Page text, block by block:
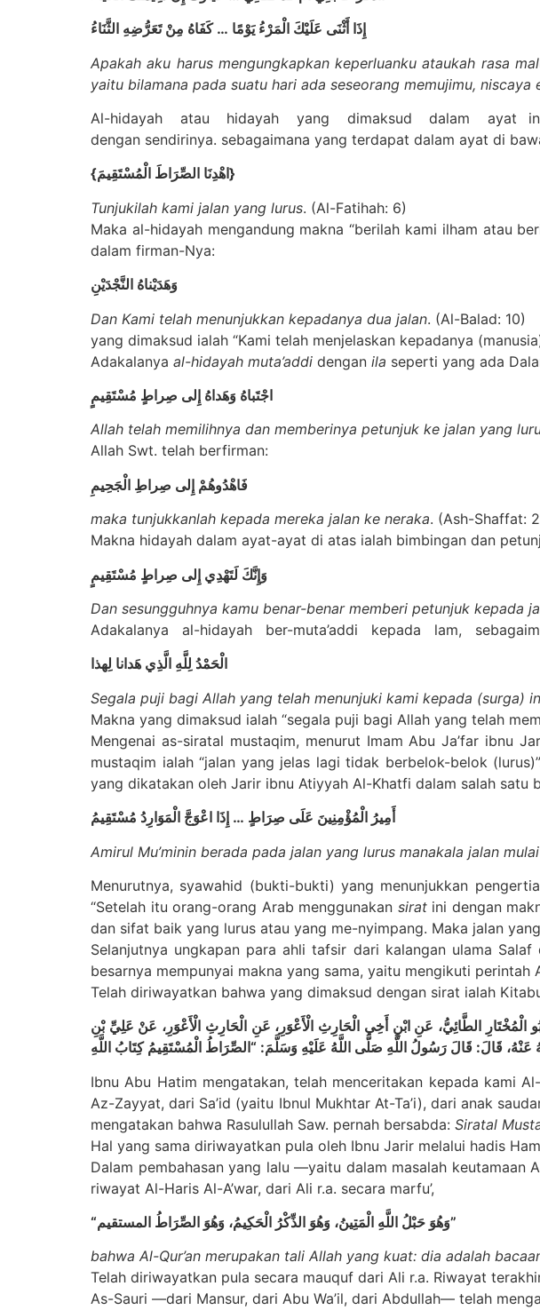
إِذَا أَثْنَى عَلَيْكَ الْمَرْءُ يَوْمًا … كَفَاهُ مِنْ تَعَرُّضِهِ الثَّنَاءُ
Apakah aku harus mengungkapkan keperluanku ataukah rasa
yaitu bilamana pada suatu hari ada seseorang memujimu, niscaya
Al-hidayah atau hidayah yang dimaksud dalam ayat ini
dengan sendirinya. sebagaimana yang terdapat dalam ayat di
{اهْدِنَا الصِّرَاطَ الْمُسْتَقِيمَ}
Tunjukilah kami jalan yang lurus. (Al-Fatihah: 6)
Maka al-hidayah mengandung makna “berilah kami ilham atau
dalam firman-Nya:
وَهَدَيْناهُ النَّجْدَيْنِ
Dan Kami telah menunjukkan kepadanya dua jalan. (Al-Balad: 10)
yang dimaksud ialah “Kami telah menjelaskan kepadanya
Adakalanya al-hidayah muta’addi dengan ila seperti yang ada
اجْتَباهُ وَهَداهُ إِلى صِراطٍ مُسْتَقِيمٍ
Allah telah memilihnya dan memberinya petunjuk ke jalan yang
Allah Swt. telah berfirman:
فَاهْدُوهُمْ إِلى صِراطِ الْجَحِيمِ
maka tunjukkanlah kepada mereka jalan ke neraka. (Ash-Shaffat:
Makna hidayah dalam ayat-ayat di atas ialah bimbingan dan
وَإِنَّكَ لَتَهْدِي إِلى صِراطٍ مُسْتَقِيمٍ
Dan sesungguhnya kamu benar-benar memberi petunjuk kepada
Adakalanya al-hidayah ber-muta’addi kepada lam,
الْحَمْدُ لِلَّهِ الَّذِي هَدانا لِهذا
Segala puji bagi Allah yang telah menunjuki kami kepada (surga)
Makna yang dimaksud ialah “segala puji bagi Allah yang telah
Mengenai as-siratal mustaqim, menurut Imam Abu Ja’far ibnu
mustaqim ialah “jalan yang jelas lagi tidak berbelok-belok
yang dikatakan oleh Jarir ibnu Atiyyah Al-Khatfi dalam salah satu
أَمِيرُ الْمُؤْمِنِينَ عَلَى صِرَاطٍ … إِذَا اعْوَجَّ الْمَوَارِدُ مُسْتَقِيمُ
Amirul Mu’minin berada pada jalan yang lurus manakala jalan
Menurutnya, syawahid (bukti-bukti) yang menunjukkan
“Setelah itu orang-orang Arab menggunakan siratini dengan
dan sifat baik yang lurus atau yang me-nyimpang. Maka jalan
Selanjutnya ungkapan para ahli tafsir dari kalangan ulama
besarnya mempunyai makna yang sama, yaitu mengikuti perintah
Telah diriwayatkan bahwa yang dimaksud dengan sirat ialah
الْمُخْتَارِ الطَّائِيُّ، عَنِ ابْنِ أَخِي الْحَارِثِ الْأَعْوَرِ، عَنِ الْحَارِثِ الْأَعْوَرِ، عَنْ عَلِيِّ بْنِ
Ibnu Abu Hatim mengatakan, telah menceritakan kepada kami
Az-Zayyat, dari Sa’id (yaitu Ibnul Mukhtar At-Ta’i), dari anak
mengatakan bahwa Rasulullah Saw. pernah bersabda: Siratal
Hal yang sama diriwayatkan pula oleh Ibnu Jarir melalui hadis
Dalam pembahasan yang lalu —yaitu dalam masalah keutamaan
riwayat Al-Haris Al-A’war, dari Ali r.a. secara marfu’,
“وَهُوَ حَبْلُ اللَّهِ الْمَتِينُ، وَهُوَ الذِّكْرُ الْحَكِيمُ، وَهُوَ الصِّرَاطُ المستقيم”
bahwa Al-Qur’an merupakan tali Allah yang kuat: dia adalah
Telah diriwayatkan pula secara mauquf dari Ali r.a. Riwayat
As-Sauri —dari Mansur, dari Abu Wa’il, dari Abdullah— telah